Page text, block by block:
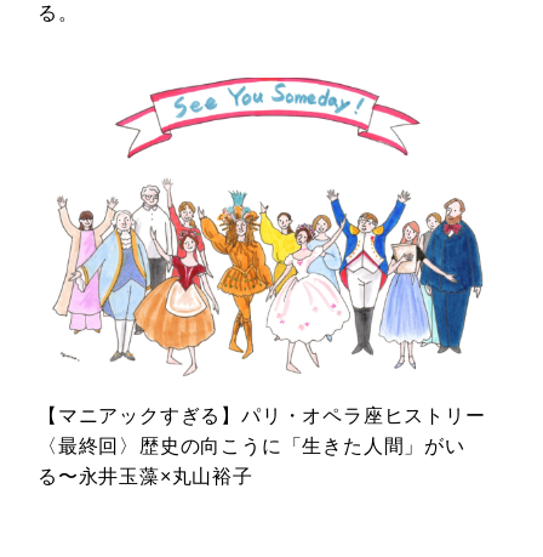
る。
【マニアックすぎる】パリ・オペラ座ヒストリー
〈最終回〉歴史の向こうに「生きた人間」がい
る〜永井玉藻×丸山裕子